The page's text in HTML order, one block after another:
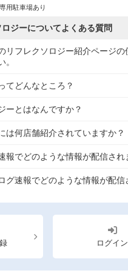
シャワー室完備
有資格者在籍
女性スタッフのみ
Ｗセラピスト
こだわり条件を変更
閉じる
専用駐車場あり
ジーについてよくある質問
リフレクソロジー紹介ページの
。
てどんなところ？
ーとはなんですか？
は何店舗紹介されていますか？
報でどのような情報が配信され
グ速報でどのような情報が配信
ログイン